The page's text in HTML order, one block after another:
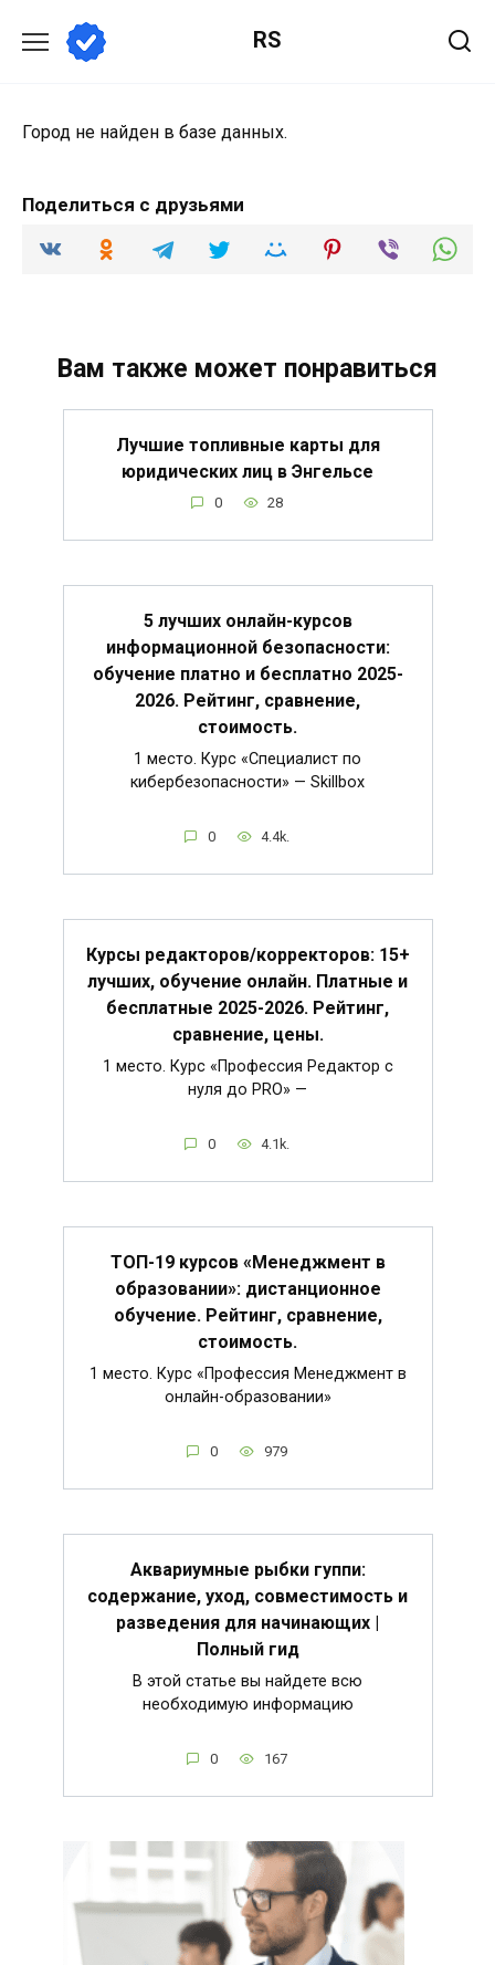
содержанию
RS
Город не найден в базе данных.
Поделиться с друзьями
Вам также может понравиться
Лучшие топливные карты для
юридических лиц в Энгельсе
0 28
5 лучших онлайн-курсов
информационной безопасности:
обучение платно и бесплатно 2025-
2026. Рейтинг, сравнение,
стоимость.
1 место. Курс «Специалист по
кибербезопасности» — Skillbox
0 4.4k.
Курсы редакторов/корректоров: 15+
лучших, обучение онлайн. Платные и
бесплатные 2025-2026. Рейтинг,
сравнение, цены.
1 место. Курс «Профессия Редактор с
нуля до PRO» —
0 4.1k.
ТОП-19 курсов «Менеджмент в
образовании»: дистанционное
обучение. Рейтинг, сравнение,
стоимость.
1 место. Курс «Профессия Менеджмент в
онлайн-образовании»
0 979
Аквариумные рыбки гуппи:
содержание, уход, совместимость и
разведения для начинающих |
Полный гид
В этой статье вы найдете всю
необходимую информацию
0 167